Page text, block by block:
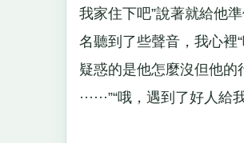
我家住下吧”說著就給他
名聽到了些聲音，我心裡
疑惑的是他怎麼沒但他的
······”“哦，遇到了好人